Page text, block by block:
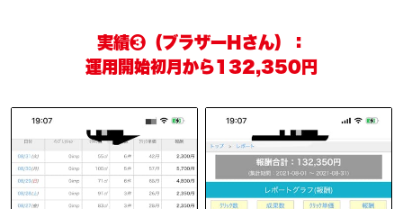
実績❸（ブラザーHさん）：
運用開始初月から132,350円